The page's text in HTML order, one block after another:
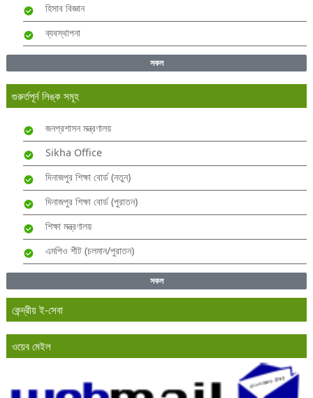
হিসাব বিজ্ঞান
ব্যবস্থাপনা
সকল
গুরুর্তপূর্ন লিঙ্ক সমূহ
জনপ্রশাসন মন্ত্রণালয়
Sikha Office
দিনাজপুর শিক্ষা বোর্ড (নতুন)
দিনাজপুর শিক্ষা বোর্ড (পুরাতন)
শিক্ষা মন্ত্রণালয়
এমপিও শীট (চলমান/পুরাতন)
সকল
কেন্দ্রীয় ই-সেবা
ওয়েব মেইল